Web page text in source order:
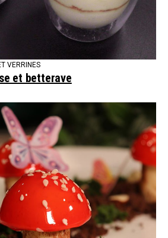
VERRINES
et betterave